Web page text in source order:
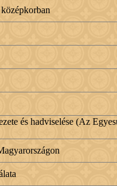
és hadviselése (Az